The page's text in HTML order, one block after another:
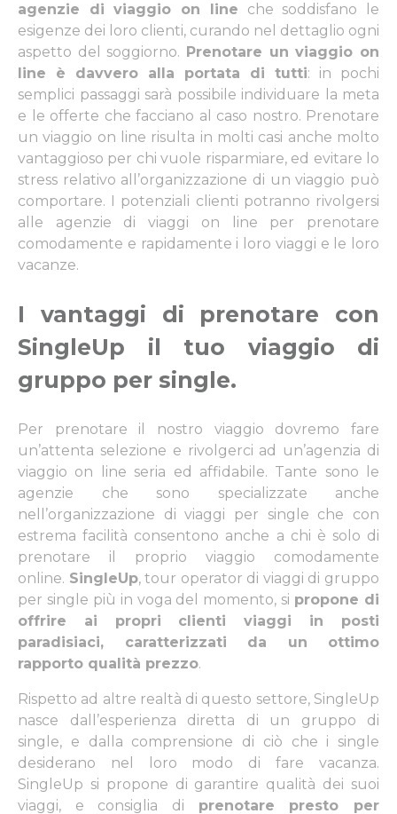
agenzie di viaggio on line che soddisfano le
esigenze dei loro clienti, curando nel dettaglio ogni
aspetto del soggiorno. Prenotare un viaggio on
line è davvero alla portata di tutti: in pochi
semplici passaggi sarà possibile individuare la meta
e le offerte che facciano al caso nostro. Prenotare
un viaggio on line risulta in molti casi anche molto
vantaggioso per chi vuole risparmiare, ed evitare lo
stress relativo all’organizzazione di un viaggio può
comportare. I potenziali clienti potranno rivolgersi
alle agenzie di viaggi on line per prenotare
comodamente e rapidamente i loro viaggi e le loro
vacanze.
I vantaggi di prenotare con
SingleUp il tuo viaggio di
gruppo per single.
Per prenotare il nostro viaggio dovremo fare
un’attenta selezione e rivolgerci ad un’agenzia di
viaggio on line seria ed affidabile. Tante sono le
agenzie che sono specializzate anche
nell’organizzazione diviaggi per single che con
estrema facilità consentono anche a chi è solo di
prenotare il proprio viaggio comodamente
online. SingleUp, tour operator di viaggi di gruppo
per single più in voga del momento, si propone di
offrire ai propri clienti viaggi in posti
paradisiaci, caratterizzati da un ottimo
rapporto qualità prezzo.
Rispetto ad altre realtà di questo settore, SingleUp
nasce dall’esperienza diretta di un gruppo di
single, e dalla comprensione di ciò che i single
desiderano nel loro modo di fare vacanza.
SingleUp si propone di garantire qualità dei suoi
viaggi, e consiglia di prenotare presto per